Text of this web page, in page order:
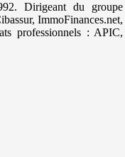
Dirigeant du groupe
ImmoFinances.net,
professionnels : APIC,